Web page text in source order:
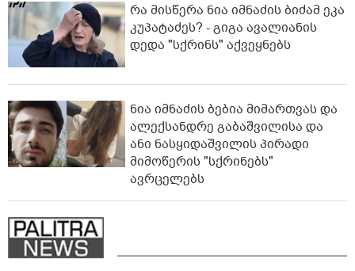
რა მისწერა ნია იმნაძის ბიძამ ეკა
კუპატაძეს? - გიგა ავალიანის
დედა "სქრინს" აქვეყნებს
ნია იმნაძის ბებია მიმართვას და
ალექსანდრე გაბაშვილისა და
ანი ნასყიდაშვილის პირადი
მიმოწერის "სქრინებს"
ავრცელებს